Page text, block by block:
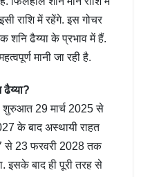
राशि में रहेंगे. इस गोचर
शनि ढैय्या के प्रभाव में हैं.
मानी जा रही है.
शुरुआत 29 मार्च 2025 से
के बाद अस्थायी राहत
से 23 फरवरी 2028 तक
इसके बाद ही पूरी तरह से